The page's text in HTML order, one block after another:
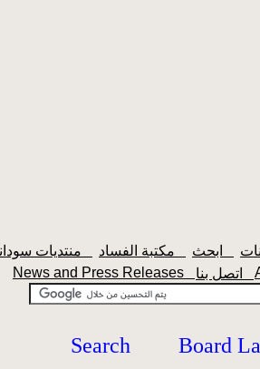
News and Press Releases
Search Board